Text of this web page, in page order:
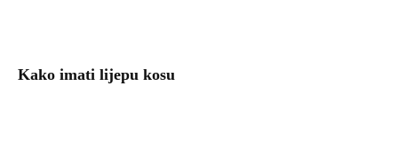
Kako imati lijepu kosu